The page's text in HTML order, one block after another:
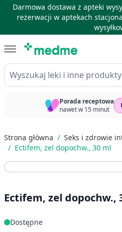
Darmowa dostawa z apteki
rezerwacji w aptekach
Wyszukaj leki i inne produkty
Porada receptowa
nawet w 15 minut
Strona główna / Seks i zdrowie
/ Ectifem, zel dopochw., 30 ml
Ectifem, zel dopochw.,
Dostępne